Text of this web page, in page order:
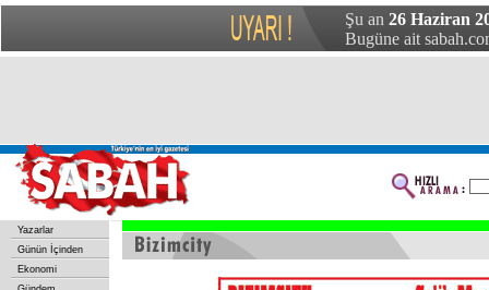
Şu an 26 Haziran
Bugüne ait
Yazarlar
Günün İçinden
Ekonomi